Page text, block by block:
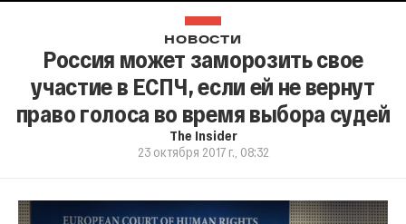
НОВОСТИ
Россия может заморозить свое
участие в ЕСПЧ, если ей не вернут
право голоса во время выбора судей
The Insider
23 октября 2017 г., 08:32